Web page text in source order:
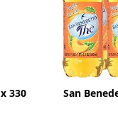
330
San